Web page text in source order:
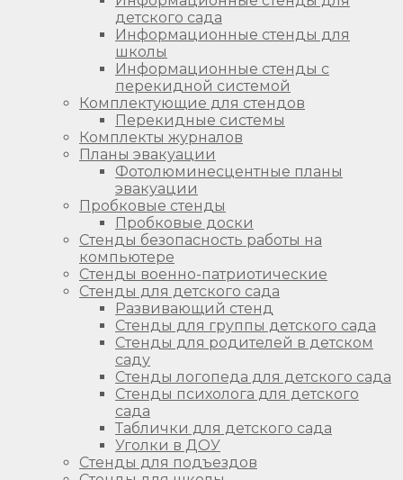
детского сада
Информационные стенды для
школы
Информационные стенды с
перекидной системой
Комплектующие для стендов
Перекидные системы
Комплекты журналов
Планы эвакуации
Фотолюминесцентные планы
эвакуации
Пробковые стенды
Пробковые доски
Стенды безопасность работы на
компьютере
Стенды военно-патриотические
Стенды для детского сада
Развивающий стенд
Стенды для группы детского сада
Стенды для родителей в детском
саду
Стенды логопеда для детского сада
Стенды психолога для детского
сада
Таблички для детского сада
Уголки в ДОУ
Стенды для подъездов